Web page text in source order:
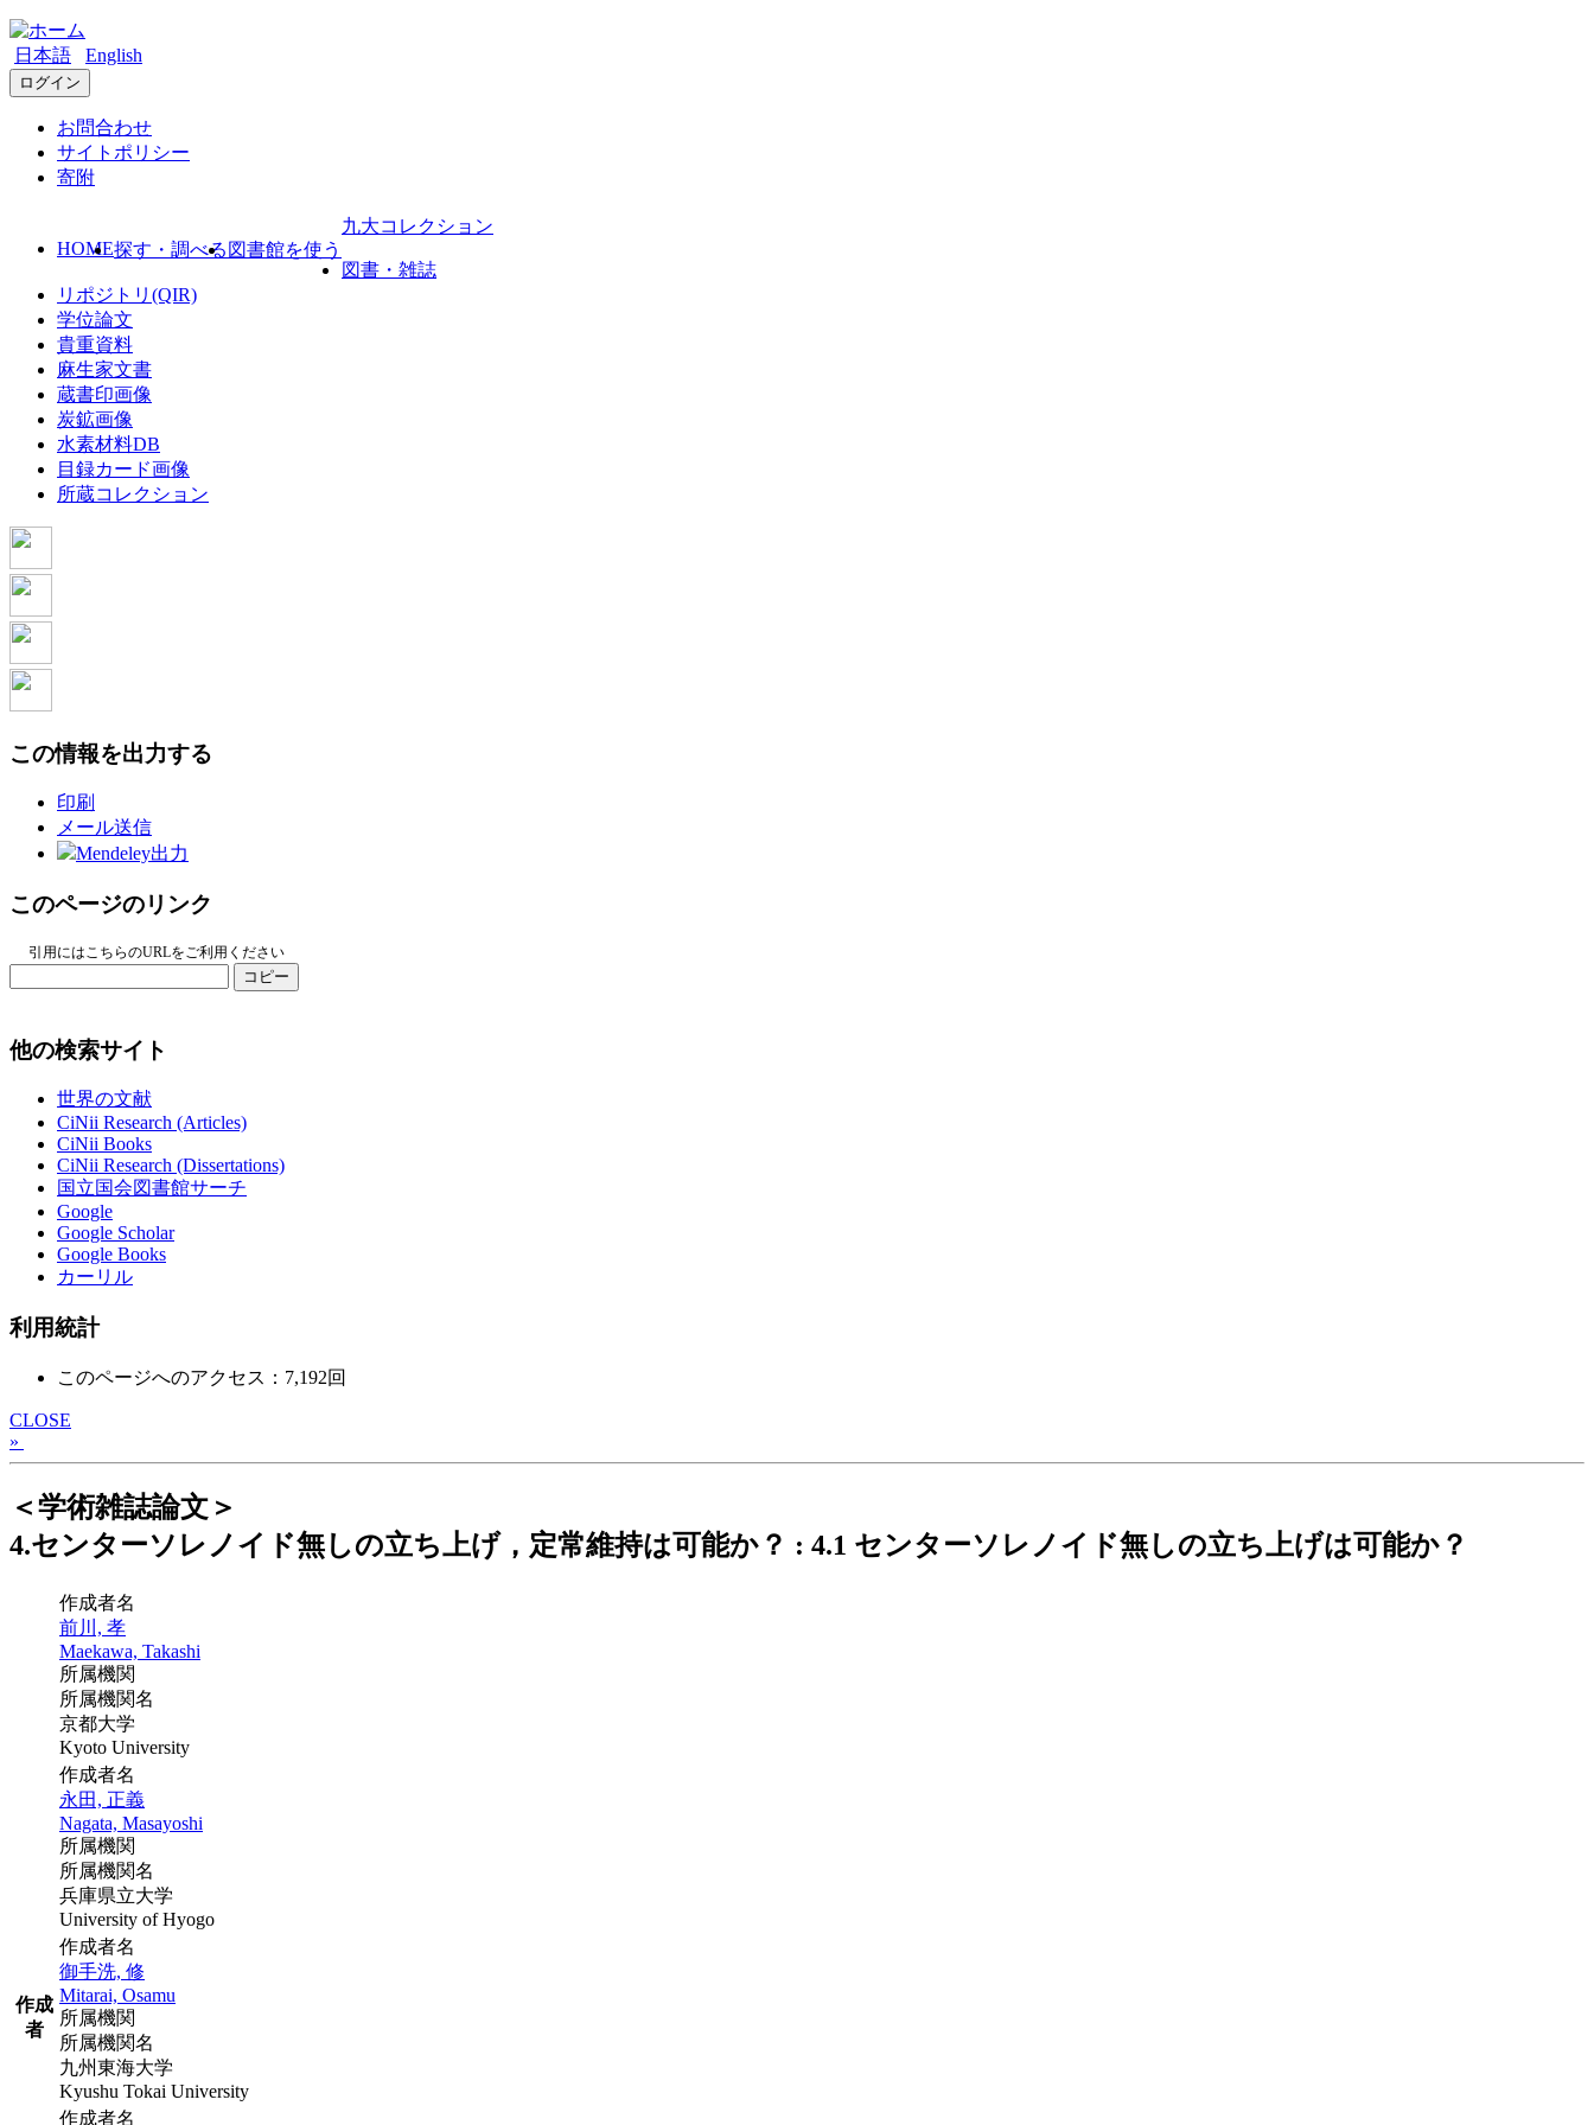
日本語 English
ログイン
お問合わせ
サイトポリシー
寄附
HOME探す・調べる 図書館を使う
九大コレクション
図書・雑誌
リポジトリ(QIR)
学位論文
貴重資料
麻生家文書
蔵書印画像
炭鉱画像
水素材料DB
目録カード画像
所蔵コレクション
この情報を出力する
印刷
メール送信
Mendeley出力
このページのリンク
引用にはこちらのURLをご利用ください
コピー
他の検索サイト
世界の文献
CiNii Research (Articles)
CiNii Books
CiNii Research (Dissertations)
国立国会図書館サーチ
Google
Google Scholar
Google Books
カーリル
利用統計
このページへのアクセス：7,192回
CLOSE
»
＜学術雑誌論文＞
4.センターソレノイド無しの立ち上げ，定常維持は可能か？ : 4.1 センターソレノイド無しの立ち上げは可能か？
作成
者
作成者名
前川, 孝
Maekawa, Takashi
所属機関
所属機関名
京都大学
Kyoto University
作成者名
永田, 正義
Nagata, Masayoshi
所属機関
所属機関名
兵庫県立大学
University of Hyogo
作成者名
御手洗, 修
Mitarai, Osamu
所属機関
所属機関名
九州東海大学
Kyushu Tokai University
作成者名